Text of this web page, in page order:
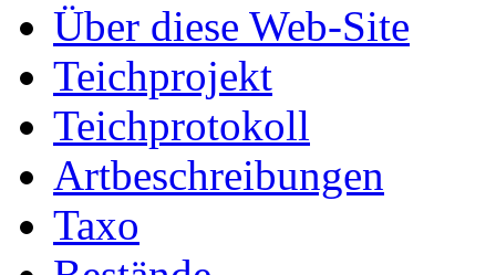
Über diese Web-Site
Teichprojekt
Teichprotokoll
Artbeschreibungen
Taxo